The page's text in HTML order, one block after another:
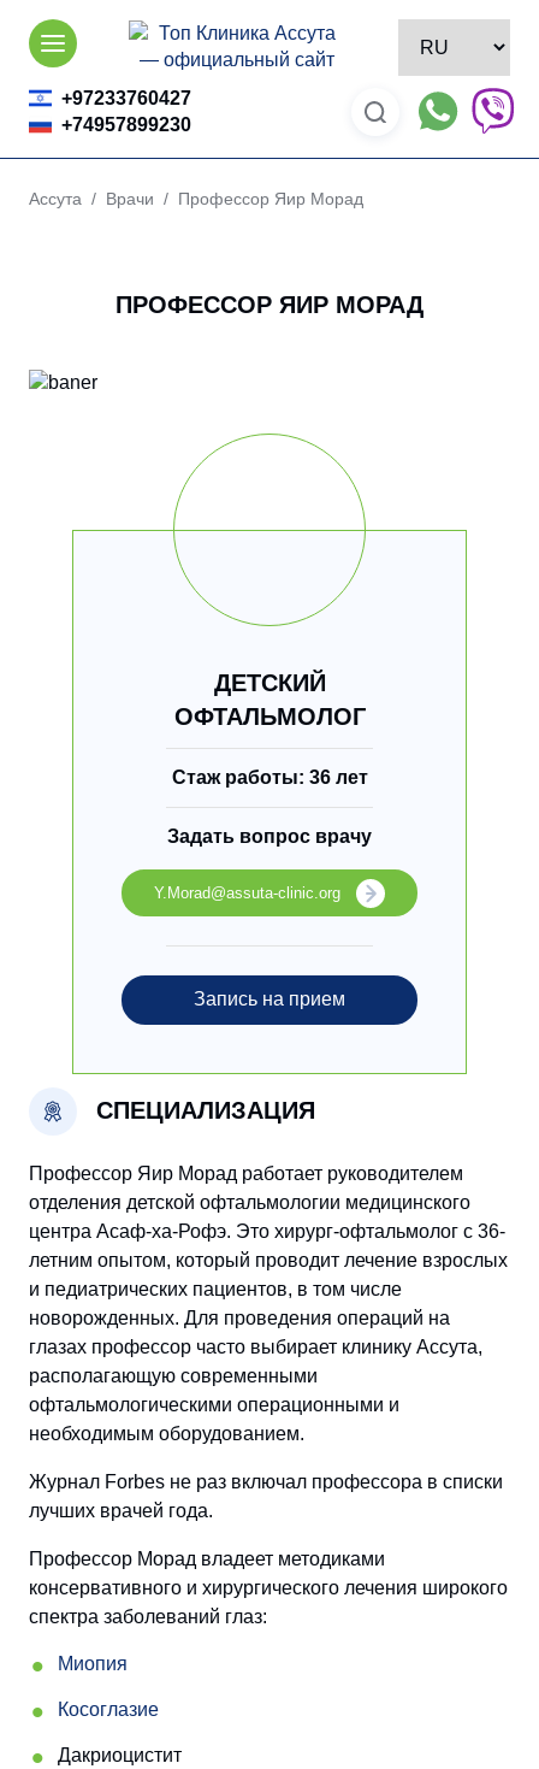
Skip
content
+97233760427
+74957899230
Ассута / Врачи / Профессор Яир Морад
ПРОФЕССОР ЯИР МОРАД
СПЕЦИАЛИЗАЦИЯ
Профессор Яир Морад работает руководителем
отделения детской офтальмологии медицинского
центра Асаф-ха-Рофэ. Это хирург-офтальмолог с 36-
летним опытом, который проводит лечение взрослых
и педиатрических пациентов, в том числе
новорожденных. Для проведения операций на
глазах профессор часто выбирает клинику Ассута,
располагающую современными
офтальмологическими операционными и
необходимым оборудованием.
Журнал Forbes не раз включал профессора в списки
лучших врачей года.
Профессор Морад владеет методиками
консервативного и хирургического лечения широкого
спектра заболеваний глаз:
Миопия
Косоглазие
Дакриоцистит
ДЕТСКИЙ
ОФТАЛЬМОЛОГ
Стаж работы: 36 лет
Задать вопрос врачу
Y.Morad@assuta-clinic.org
Запись на прием